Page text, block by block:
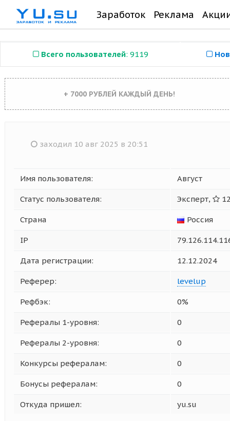
Заработок Реклама
Всего пользователей: 9119
+ 7000 РУБЛЕЙ КАЖДЫЙ ДЕНЬ!
заходил 10 авг 2025 в 20:51
Имя пользователя: Август
Статус пользователя: Эксперт,
Страна Россия
IP
Дата регистрации: 12.12.2024
Реферер: levelup
Рефбэк: 0%
Рефералы 1-уровня: 0
Рефералы 2-уровня: 0
Конкурсы рефералам: 0
Бонусы рефералам: 0
Откуда пришел: yu.su